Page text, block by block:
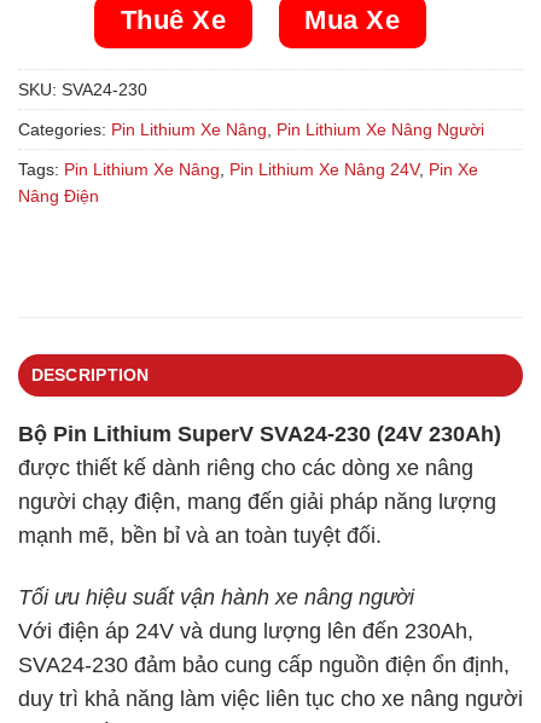
Thuê Xe Mua Xe
SKU: SVA24-230
Categories: Pin Lithium Xe Nâng Pin Lithium Xe Nâng Người
Tags: Pin Lithium Xe Nâng Pin Lithium Xe Nâng 24V, Pin Xe
Nâng Điện
DESCRIPTION
Bộ Pin Lithium SuperV SVA24-230 (24V 230Ah)
được thiết kế dành riêng cho các dòng xe nâng
người chạy điện, mang đến giải pháp năng lượng
mạnh mẽ, bền bỉ và an toàn tuyệt đối.
Tối ưu hiệu suất vận hành xe nâng người
Với điện áp 24V và dung lượng lên đến 230Ah,
SVA24-230 đảm bảo cung cấp nguồn điện ổn định,
duy trì khả năng làm việc liên tục cho xe nâng người